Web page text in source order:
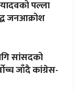
यादवको पल्ला
जनआक्रोश
सांसदको
जाँदै कांग्रेस-